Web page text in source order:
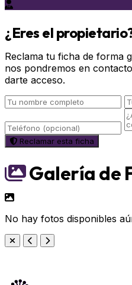
¿Eres el
Reclama tu ficha de forma
nos pondremos en
darte acceso.
Reclamar esta ficha
Galería de
No hay fotos disponibles